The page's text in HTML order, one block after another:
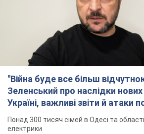
"Війна буде все більш
Зеленський про наслідки нових
Україні, важливі звіти й атаки
ворога. Відео
Понад 300 тисяч сімей в Одесі та
електрики